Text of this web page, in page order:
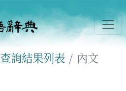
查詢結果列表 內文